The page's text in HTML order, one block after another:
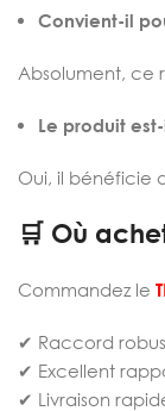
Convient-il
Absolument, ce
Le produit
Oui, il bénéficie
🛒 Où
Commandez le
✔ Raccord
✔ Excellent
✔ Livraison